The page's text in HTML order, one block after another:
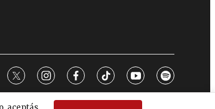
twitterinstagram
facebooktiktokyoutubespotify